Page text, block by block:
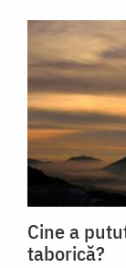
Cine a
taborică?